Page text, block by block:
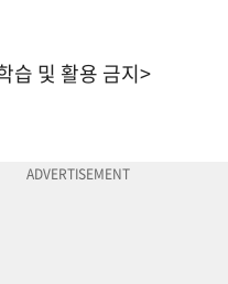
습 및 활용 금지>